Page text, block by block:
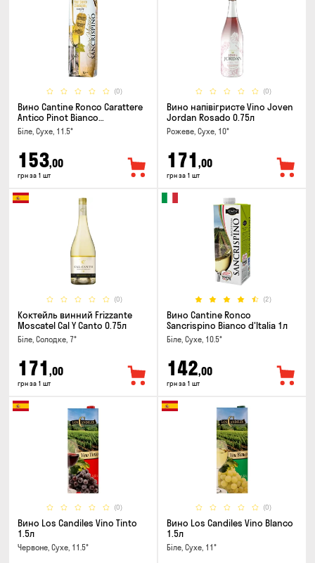
(0)
Вино Cantine Ronco Carattere
Antico Pinot Bianco
Chardonnay Rubicone IGT 1л
Біле, Сухе, 11.5°
153,00
грн за 1 шт
(0)
Вино напівігристе Vino Joven
Jordan Rosado 0.75л
Рожеве, Сухе, 10°
171 ,00
грн за 1 шт
(0)
Коктейль винний Frizzante
Moscatel Cal Y Canto 0.75л
Біле, Солодке, 7°
171 ,00
грн за 1 шт
(2)
Вино Cantine Ronco
Sancrispino Bianco d'Italia 1л
Біле, Сухе, 10.5°
142,00
грн за 1 шт
(0)
Вино Los Candiles Vino Tinto
1.5л
Червоне, Сухе, 11.5°
(0)
Вино Los Candiles Vino Blanco
1.5л
Біле, Сухе, 11°